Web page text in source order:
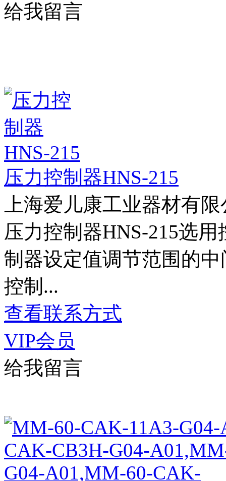
给我留言
压力控制器HNS-215
上海爱儿康工业器材有
压力控制器HNS-215选
制器设定值调节范围的
控制...
查看联系方式
VIP会员
给我留言